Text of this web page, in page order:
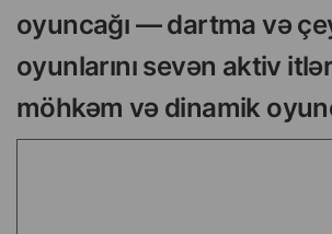
oyuncağı — dartma və
oyunlarını sevən aktiv
möhkəm və dinamik